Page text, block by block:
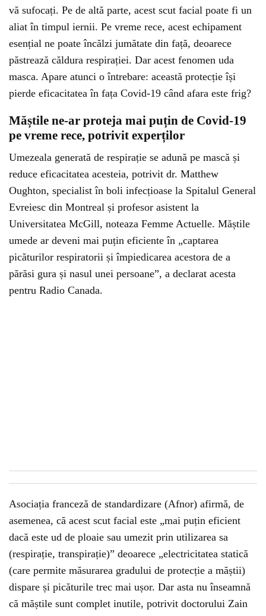
vă sufocați. Pe de altă parte, acest scut facial poate fi un
aliat în timpul iernii. Pe vreme rece, acest echipament
esențial ne poate încălzi jumătate din față, deoarece
păstrează căldura respirației. Dar acest fenomen uda
masca. Apare atunci o întrebare: această protecție își
pierde eficacitatea în fața Covid-19 când afara este frig?
Măștile ne-ar proteja mai puțin de Covid-19
pe vreme rece, potrivit experților
Umezeala generată de respirație se adună pe mască și
reduce eficacitatea acesteia, potrivit dr. Matthew
Oughton, specialist în boli infecțioase la Spitalul General
Evreiesc din Montreal și profesor asistent la
Universitatea McGill, noteaza Femme Actuelle. Măștile
umede ar deveni mai puțin eficiente în „captarea
picăturilor respiratorii și împiedicarea acestora de a
părăsi gura și nasul unei persoane”, a declarat acesta
pentru Radio Canada.
Asociația franceză de standardizare (Afnor) afirmă, de
asemenea, că acest scut facial este „mai puțin eficient
dacă este ud de ploaie sau umezit prin utilizarea sa
(respirație, transpirație)” deoarece „electricitatea statică
(care permite măsurarea gradului de protecție a măștii)
dispare și picăturile trec mai ușor. Dar asta nu înseamnă
că măștile sunt complet inutile, potrivit doctorului Zain